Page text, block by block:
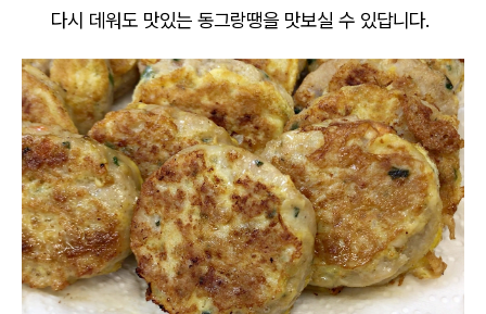
다시 데워도 맛있는 동그랑땡을 맛보실 수 있답니다.